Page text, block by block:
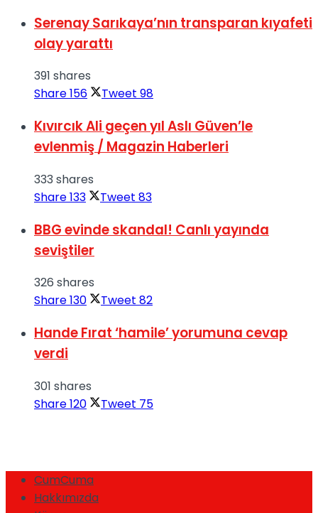
Serenay Sarıkaya’nın transparan kıyafeti
olay yarattı
391 shares
Share156 Tweet 98
Kıvırcık Ali geçen yıl Aslı Güven’le
evlenmiş / Magazin Haberleri
333 shares
Share133 Tweet 83
BBG evinde skandal! Canlı yayında
seviştiler
326 shares
Share130 Tweet 82
Hande Fırat ‘hamile’ yorumuna cevap
verdi
301 shares
Share120 Tweet 75
CumCuma
Hakkımızda